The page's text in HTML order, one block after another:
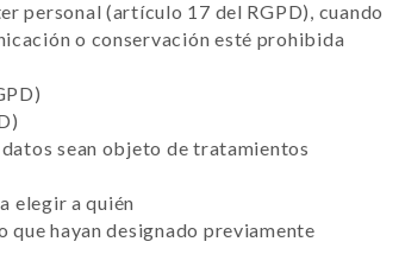
personal (artículo 17 del RGPD), cuando
o conservación esté prohibida
sean objeto de tratamientos
elegir a quién
que hayan designado previamente